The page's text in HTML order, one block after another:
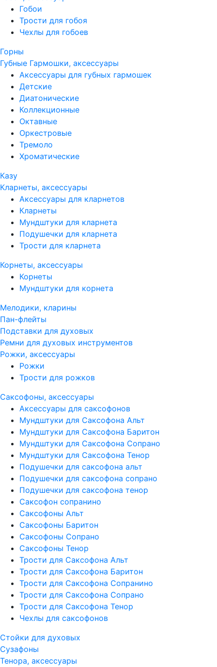
Гобои
Трости для гобоя
Чехлы для гобоев
Горны
Губные Гармошки, аксессуары
Аксессуары для губных гармошек
Детские
Диатонические
Коллекционные
Октавные
Оркестровые
Тремоло
Хроматические
Казу
Кларнеты, аксессуары
Аксессуары для кларнетов
Кларнеты
Мундштуки для кларнета
Подушечки для кларнета
Трости для кларнета
Корнеты, аксессуары
Корнеты
Мундштуки для корнета
Мелодики, кларины
Пан-флейты
Подставки для духовых
Ремни для духовых инструментов
Рожки, аксессуары
Рожки
Трости для рожков
Саксофоны, аксессуары
Аксессуары для саксофонов
Мундштуки для Саксофона Альт
Мундштуки для Саксофона Баритон
Мундштуки для Саксофона Сопрано
Мундштуки для Саксофона Тенор
Подушечки для саксофона альт
Подушечки для саксофона сопрано
Подушечки для саксофона тенор
Саксофон сопранино
Саксофоны Альт
Саксофоны Баритон
Саксофоны Сопрано
Саксофоны Тенор
Трости для Саксофона Альт
Трости для Саксофона Баритон
Трости для Саксофона Сопранино
Трости для Саксофона Сопрано
Трости для Саксофона Тенор
Чехлы для саксофонов
Стойки для духовых
Сузафоны
Тенора, аксессуары